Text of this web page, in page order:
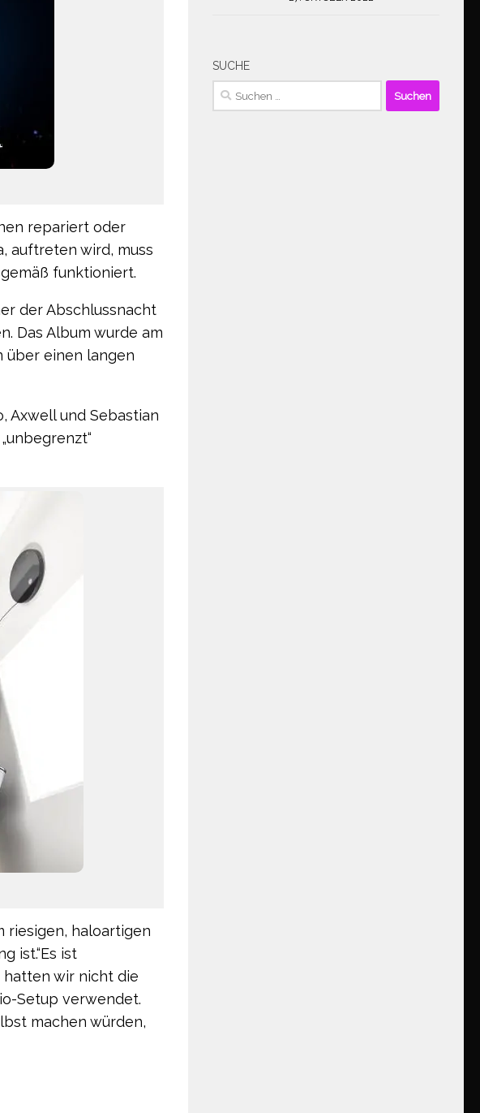
repariert oder
auftreten wird, muss
funktioniert.
der Abschlussnacht
Das Album wurde am
über einen langen
Axwell und Sebastian
riesigen, haloartigen
ist.“Es ist
hatten wir nicht die
Setup verwendet.
machen würden,
SUCHE
Suchen
nach: